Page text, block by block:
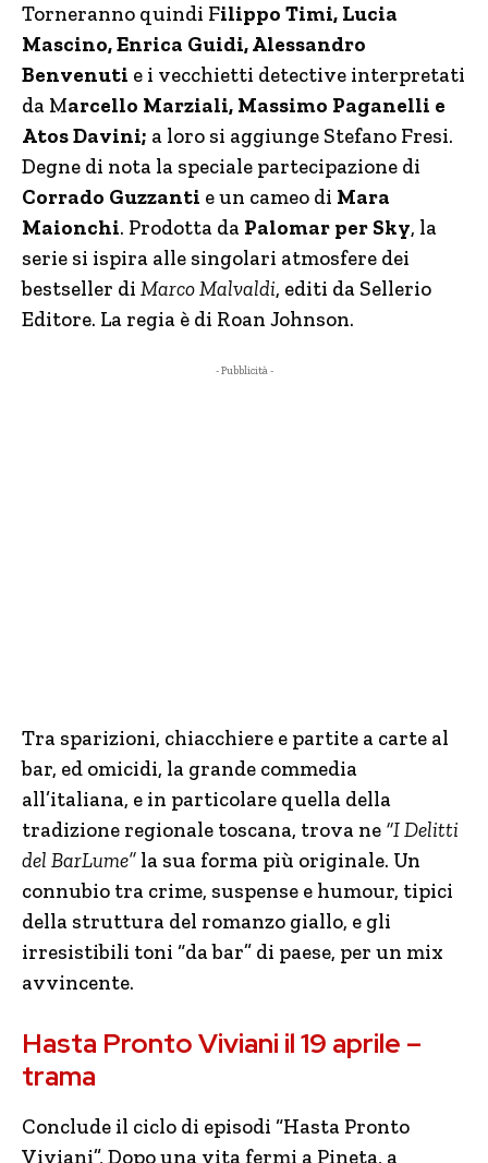
Torneranno quindi Filippo Timi, Lucia
Mascino, Enrica Guidi, Alessandro
Benvenuti e i vecchietti detective interpretati
da Marcello Marziali, Massimo Paganelli e
Atos Davini; a loro si aggiunge Stefano Fresi.
Degne di nota la speciale partecipazione di
Corrado Guzzanti e un cameo di Mara
Maionchi. Prodotta da Palomar per Sky, la
serie si ispira alle singolari atmosfere dei
bestseller di Marco Malvaldi, editi da Sellerio
Editore. La regia è di Roan Johnson.
- Pubblicità -
Tra sparizioni, chiacchiere e partite a carte al
bar, ed omicidi, la grande commedia
all’italiana, e in particolare quella della
tradizione regionale toscana, trova ne “I Delitti
del BarLume” la sua forma più originale. Un
connubio tra crime, suspense e humour, tipici
della struttura del romanzo giallo, e gli
irresistibili toni “da bar” di paese, per un mix
avvincente.
Hasta Pronto Viviani il 19 aprile –
trama
Conclude il ciclo di episodi “Hasta Pronto
Viviani”, Dopo una vita fermi a Pineta, a